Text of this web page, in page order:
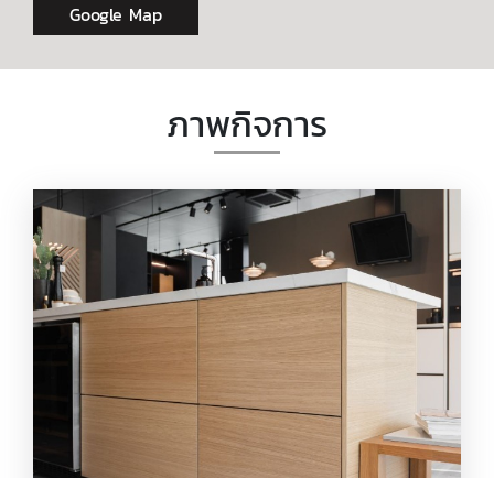
Google Map
ภาพกิจการ